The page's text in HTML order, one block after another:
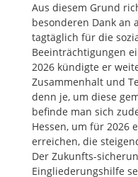
Aus diesem Grund
besonderen Dank an
tagtäglich für die
Beeinträchtigungen
2026 kündigte er
Zusammenhalt und
denn je, um diese
befinde man sich
Hessen, um für 2026
erreichen, die
Der Zukunfts-
Eingliederungshilfe